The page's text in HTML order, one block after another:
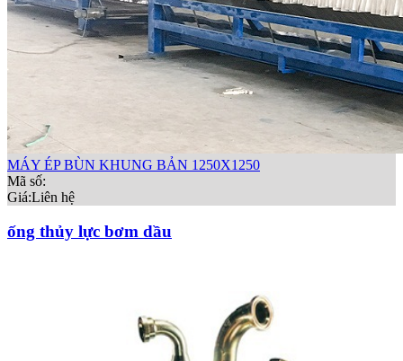
MÁY ÉP BÙN KHUNG BẢN 1250X1250
Mã số:
Giá:Liên hệ
ống thủy lực bơm dầu